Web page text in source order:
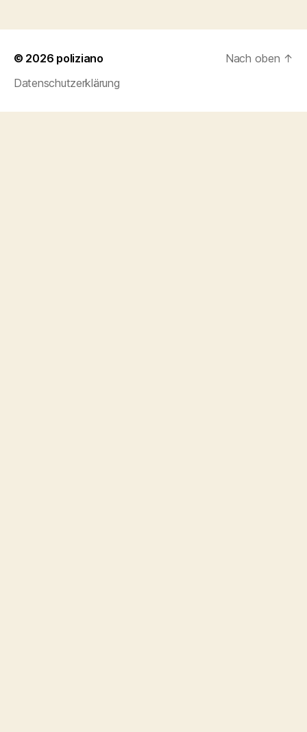
© 2026 poliziano
Datenschutzerklärung
Nach oben ↑